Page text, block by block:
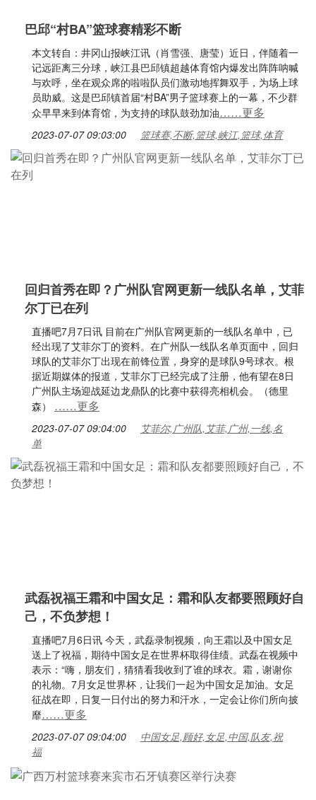
巴邱“村BA”篮球赛精彩不断
本文转自：井冈山报峡江讯（肖雪强、唐莹）近日，伴随着一
记远距离三分球，峡江县巴邱镇超越体育馆内爆发出阵阵呐喊
与欢呼，坐在观众席的啦啦队员们激动地挥舞双手，为场上球
员助威。这是巴邱镇首届“村BA”男子篮球赛上的一幕，不少群
众早早来到体育馆，为支持的球队鼓劲加油……更多
2023-07-07 09:03:00 篮球赛,不断,篮球,峡江,篮球,体育
回归首秀在即？广州队官网更新一线队名单，艾菲
尔丁已在列
直播吧7月7日讯 目前在广州队官网更新的一线队名单中，已
经出现了艾菲尔丁的资料。在广州队一线队名单页面中，回归
球队的艾菲尔丁出现在前锋位置，身穿的是球队9号球衣。根
据近期媒体的报道，艾菲尔丁已经完成了注册，他有望在8日
广州队主场迎战延边龙鼎队的比赛中获得亮相机会。（德里
森） ……更多
2023-07-07 09:04:00
艾菲尔,广州队,艾菲,广州,一线,名
单
武磊祝福王霜和中国女足：霜和队友都要照顾好自
己，不负梦想！
直播吧7月6日讯 今天，武磊录制视频，向王霜以及中国女足
送上了祝福，期待中国女足在世界杯取得佳绩。武磊在视频中
表示：“嗨，朋友们，猜猜看我收到了谁的球衣。霜，谢谢你
的礼物。7月女足世界杯，让我们一起为中国女足加油。女足
征战在即，日复一日付出的努力和汗水，一定会让你们所向披
靡……更多
2023-07-07 09:04:00
中国女足,顾好,女足,中国,队友,祝
福